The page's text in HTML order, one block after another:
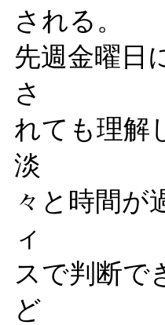
される。
先週金曜日
さ
れても理解
淡
々と時間が
ィ
スで判断で
ど